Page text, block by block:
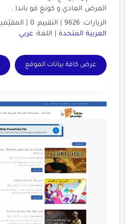
العرض العادي و كونغ فو باندا .
الزيارات: 9626 | التقييم: 0 | المقيّمين: 0 | الدولة:
العربية المتحدة| اللغة: عربي
عرض كافة بيانات الموقع